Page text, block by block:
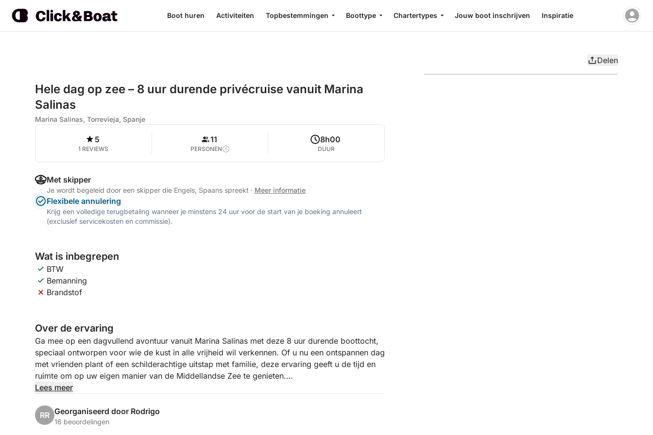
Boot huren Activiteiten Topbestemmingen Boottype Chartertypes Jouw boot inschrijven Inspiratie
Delen
Hele dag op zee – 8 uur durende privécruise vanuit Marina
Salinas
Marina Salinas, Torrevieja, Spanje
5
1 REVIEWS
11
PERSONEN
8h00
DUUR
Met skipper
Je wordt begeleid door een skipper die Engels, Spaans spreekt · Meer informatie
Flexibele annulering
Krijg een volledige terugbetaling wanneer je minstens 24 uur voor de start van je boeking annuleert
(exclusief servicekosten en commissie).
Wat is inbegrepen
BTW
Bemanning
Brandstof
Over de ervaring
Ga mee op een dagvullend avontuur vanuit Marina Salinas met deze 8 uur durende boottocht,
speciaal ontworpen voor wie de kust in alle vrijheid wil verkennen. Of u nu een ontspannen dag
met vrienden plant of een schilderachtige uitstap met familie, deze ervaring geeft u de tijd en
ruimte om op uw eigen manier van de Middellandse Zee te genieten.
kristalhelder water. Zonder vast schema kunt u de dag aanpassen aan de stemming van uw
groep – of u nu wilt zonnebaden, zwemmen of gewoon genieten van het uitzicht vanaf het dek.
Lees meer
RR Georganiseerd door Rodrigo
16 beoordelingen